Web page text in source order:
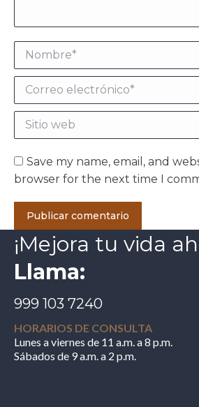
Nombre *
Correo electrónico *
Sitio web
Save my name, email, and
browser for the next time I
Publicar comentario
¡Mejora tu vida
Llama:
999 103 7240
HORARIOS DE CONSULTA
Lunes a viernes de 11 a.m. a 8 p.m.
Sábados de 9 a.m. a 2 p.m.